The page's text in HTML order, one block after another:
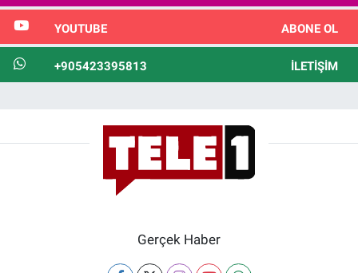
YOUTUBE ABONE OL
+905423395813 İLETIŞIM
Gerçek Haber